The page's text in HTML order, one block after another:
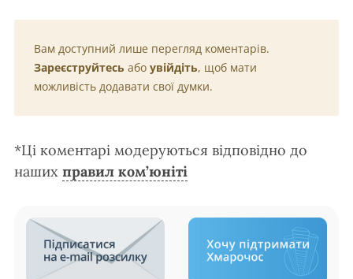
Вам доступний лише перегляд коментарів.
Зареєструйтесь або увійдіть, щоб мати
можливість додавати свої думки.
*Ці коментарі модеруються відповідно до
наших правил ком’юніті